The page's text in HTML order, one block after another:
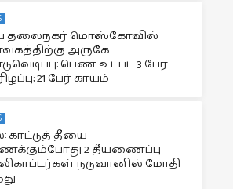
தலைநகர் மொஸ்கோவில்
அருகே
பெண் உட்பட 3 பேர்
21 பேர் காயம்
காட்டுத் தீயை
2 தீயணைப்பு
நடுவானில் மோதி